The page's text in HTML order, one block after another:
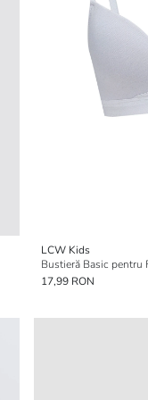
LCW Kids
Bustieră Basic pentru
17,99 RON